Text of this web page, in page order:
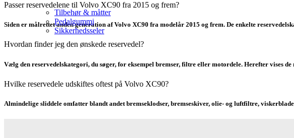
Tilbehør & måtter
Pedalgummi
Sikkerhedsseler
Passer reservedelene til Volvo XC90 fra 2015 og frem?
Siden er målrettet anden generation af Volvo XC90 fra modelår 2015 og frem. De enkelte
Hvordan finder jeg den ønskede reservedel?
Vælg den reservedelskategori, du søger, for eksempel bremser, filtre eller motordele. Herefter vises
Hvilke reservedele udskiftes oftest på Volvo XC90?
Almindelige sliddele omfatter blandt andet bremseklodser, bremseskiver, olie- og luftfiltre,